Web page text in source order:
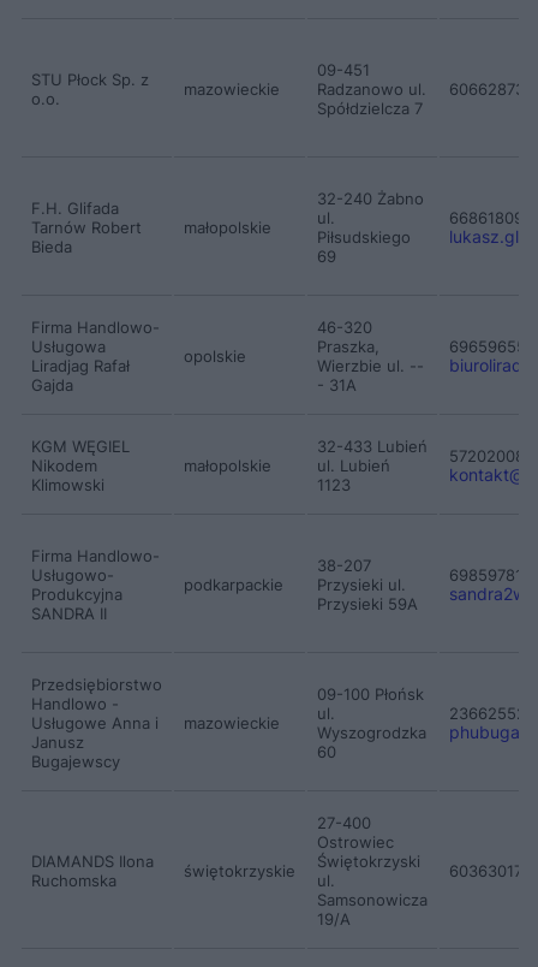
STU Płock Sp. z
o.o.
mazowieckie
09-451
Radzanowo ul.
Spółdzielcza 7
606628735
F.H. Glifada
Tarnów Robert
Bieda
małopolskie
32-240 Żabno
ul.
Piłsudskiego
69
668618094
Firma Handlowo-
Usługowa
Liradjag Rafał
Gajda
opolskie
46-320
Praszka,
Wierzbie ul. --
- 31A
696596555
KGM WĘGIEL
Nikodem
Klimowski
małopolskie
32-433 Lubień
ul. Lubień
1123
572020080
kontakt@
Firma Handlowo-
Usługowo-
Produkcyjna
SANDRA II
podkarpackie
38-207
Przysieki ul.
Przysieki 59A
698597813
Przedsiębiorstwo
Handlowo -
Usługowe Anna i
Janusz
Bugajewscy
mazowieckie
09-100 Płońsk
ul.
Wyszogrodzka
60
236625522
DIAMANDS Ilona
Ruchomska
świętokrzyskie
27-400
Ostrowiec
Świętokrzyski
ul.
Samsonowicza
19/A
603630172